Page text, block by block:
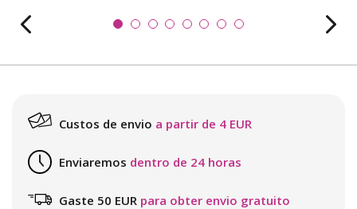
Custos de envio a partir de 4 EUR
Enviaremos dentro de 24 horas
Gaste 50 EUR para obter envio gratuito